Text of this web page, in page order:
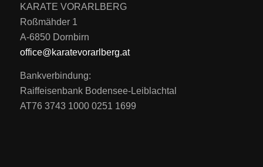
KARATE VORARLBERG
Roßmähder 1
A-6850 Dornbirn
office@karatevorarlberg.at
Bankverbindung:
Raiffeisenbank Bodensee-Leiblachtal
AT76 3743 1000 0251 1699